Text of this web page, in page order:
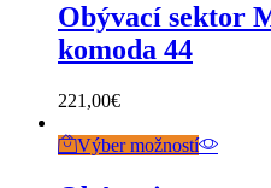
Obývací sektor
komoda 44
221,00€
Výber možností